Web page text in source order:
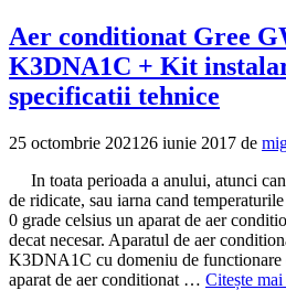
Aer conditionat Gree
K3DNA1C + Kit
specificatii tehnice
25 octombrie 2021 26 iunie 2017 de
In toata perioada a anului, atunci
de ridicate, sau iarna cand
0 grade celsius un aparat de aer
decat necesar. Aparatul de aer
K3DNA1C cu domeniu de functionare
aparat de aer conditionat … Citește